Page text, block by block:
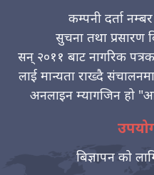
कम्पनी दर्ता
सुचना तथा प्रसारण
सन् २०११ बाट नागरिक
लाई मान्यता राख्दै
अनलाइन म्यागजिन हो
बिज्ञापन को